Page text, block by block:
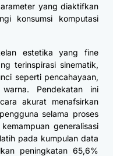
yang diaktifkan
konsumsi komputasi
estetika yang fine
terinspirasi sinematik,
seperti pencahayaan,
Pendekatan ini
akurat menafsirkan
selama proses
generalisasi
pada kumpulan data
peningkatan 65,6%